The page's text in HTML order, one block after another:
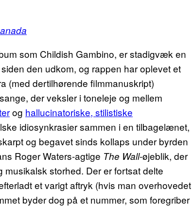
som Childish Gambino, er stadigvæk en
den udkom, og rappen har oplevet et
(med dertilhørende filmmanuskript)
der veksler i toneleje og mellem
og hallucinatoriske, stilistiske
idiosynkrasier sammen i en tilbagelænet,
og begavet sinds kollaps under byrden
Roger Waters-agtige The Wall-øjeblik, der
storhed. Der er fortsat delte
et varigt aftryk (hvis man overhovedet
byder dog på et nummer, som foregriber